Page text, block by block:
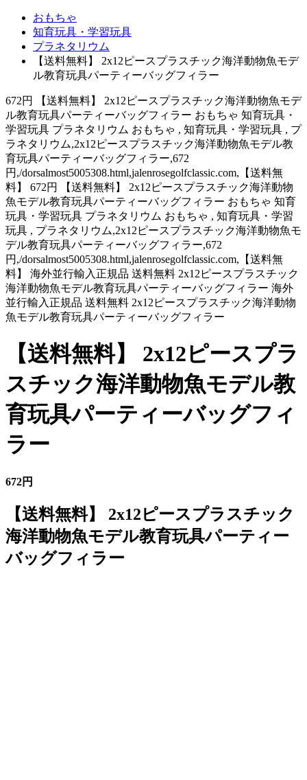
おもちゃ
知育玩具・学習玩具
プラネタリウム
【送料無料】 2x12ピースプラスチック海洋動物魚モデ
ル教育玩具パーティーバッグフィラー
672円 【送料無料】 2x12ピースプラスチック海洋動物魚モデ
ル教育玩具パーティーバッグフィラー おもちゃ 知育玩具・
学習玩具 プラネタリウム おもちゃ , 知育玩具・学習玩具 , プ
ラネタリウム,2x12ピースプラスチック海洋動物魚モデル教
育玩具パーティーバッグフィラー,672
円,/dorsalmost5005308.html,jalenrosegolfclassic.com,【送料無
料】 672円 【送料無料】 2x12ピースプラスチック海洋動物
魚モデル教育玩具パーティーバッグフィラー おもちゃ 知育
玩具・学習玩具 プラネタリウム おもちゃ , 知育玩具・学習
玩具 , プラネタリウム,2x12ピースプラスチック海洋動物魚モ
デル教育玩具パーティーバッグフィラー,672
円,/dorsalmost5005308.html,jalenrosegolfclassic.com,【送料無
料】 海外並行輸入正規品 送料無料 2x12ピースプラスチック
海洋動物魚モデル教育玩具パーティーバッグフィラー 海外
並行輸入正規品 送料無料 2x12ピースプラスチック海洋動物
魚モデル教育玩具パーティーバッグフィラー
【送料無料】 2x12ピースプラ
スチック海洋動物魚モデル教
育玩具パーティーバッグフィ
ラー
672円
【送料無料】 2x12ピースプラスチック
海洋動物魚モデル教育玩具パーティー
バッグフィラー